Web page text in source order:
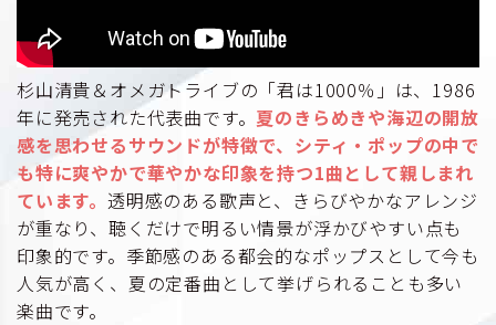
杉山清貴＆オメガトライブの「君は1000％」は、1986
年に発売された代表曲です。 夏のきらめきや海辺の開放
感を思わせるサウンドが特徴で、シティ・ポップの中で
も特に爽やかで華やかな印象を持つ1曲として親しまれ
ています。 透明感のある歌声と、きらびやかなアレンジ
が重なり、聴くだけで明るい情景が浮かびやすい点も
印象的です。季節感のある都会的なポップスとして今も
人気が高く、夏の定番曲として挙げられることも多い
楽曲です。